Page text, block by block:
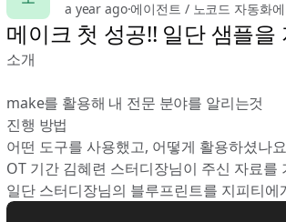
a year ago·에이전트 / 노코드 자동화
메이크 첫 성공!! 일단 샘플
소개
make를 활용해 내 전문 분야를 알리는것
진행 방법
어떤 도구를 사용했고, 어떻게 활용하셨나
OT 기간 김혜련 스터디장님이 주신 자료를
일단 스터디장님의 블루프린트를 지피티